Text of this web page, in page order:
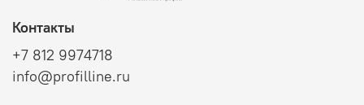
Контакты
+7 812 9974718
info@profilline.ru